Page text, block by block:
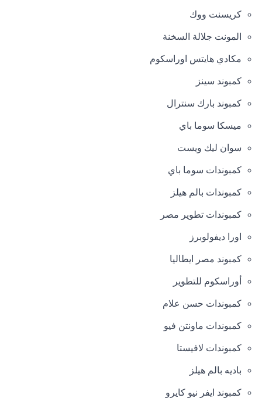
كريسنت ووك
المونت جلالة السخنة
مكادي هايتس اوراسكوم
كمبوند سينز
كمبوند بارك سنترال
ميسكا سوما باي
سوان ليك ويست
كمبوندات سوما باي
كمبوندات بالم هيلز
كمبوندات تطوير مصر
اورا ديفولوبرز
كمبوند مصر ايطاليا
أوراسكوم للتطوير
كمبوندات حسن علام
كمبوندات ماونتن فيو
كمبوندات لافيستا
باديه بالم هيلز
كمبوند ايفر نيو كايرو